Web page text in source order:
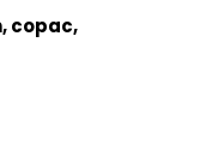
copac,